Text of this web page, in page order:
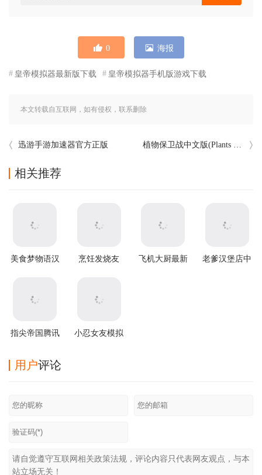
0 海报
皇帝模拟器最新版下载 皇帝模拟器手机版游戏下载
本文转载自互联网，如有侵权，联系删除
迅游手游加速器官方正版 植物保卫战中文版(Plants War)
相关推荐
美食梦物语汉
烹饪发烧友
飞机大厨最新
老爹汉堡店中
指尖帝国腾讯
小忍女友模拟
用户评论